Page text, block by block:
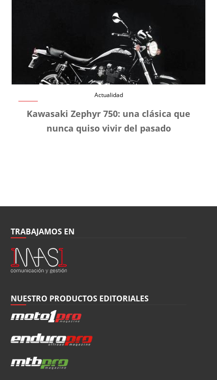
Actualidad
Kawasaki Zephyr 750: una clásica que
nunca quiso vivir del pasado
TRABAJAMOS EN
NUESTRO PRODUCTOS EDITORIALES